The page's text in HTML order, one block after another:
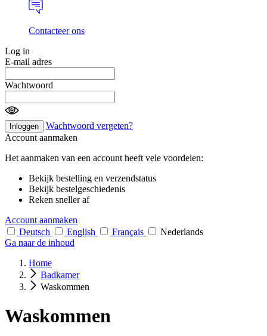
Contacteer ons
Log in
E-mail adres
Wachtwoord
Inloggen
Wachtwoord vergeten?
Account aanmaken
Het aanmaken van een account heeft vele voordelen:
Bekijk bestelling en verzendstatus
Bekijk bestelgeschiedenis
Reken sneller af
Account aanmaken
Deutsch
English Français
Nederlands
Ga naar de inhoud
Home
Badkamer
Waskommen
Waskommen